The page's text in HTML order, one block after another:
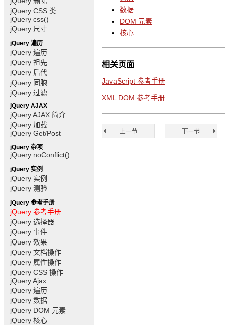
jQuery CSS 类
jQuery css()
jQuery 尺寸
jQuery 遍历
jQuery 遍历
jQuery 祖先
jQuery 后代
jQuery 同胞
jQuery 过滤
jQuery AJAX
jQuery AJAX 简介
jQuery 加载
jQuery Get/Post
jQuery 杂项
jQuery noConflict()
jQuery 实例
jQuery 实例
jQuery 测验
jQuery 参考手册
jQuery 参考手册
jQuery 选择器
jQuery 事件
jQuery 效果
jQuery 文档操作
jQuery 属性操作
jQuery CSS 操作
jQuery Ajax
jQuery 遍历
jQuery 数据
jQuery DOM 元素
jQuery 核心
数据
DOM 元素
核心
相关页面
JavaScript 参考手册
XML DOM 参考手册